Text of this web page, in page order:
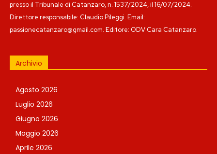
presso il Tribunale di Catanzaro, n. 1537/2024, il 16/07/2024.
Direttore responsabile: Claudio Pileggi. Email:
passionecatanzaro@gmail.com. Editore: ODV Cara Catanzaro.
Archivio
Agosto 2026
Luglio 2026
Giugno 2026
Maggio 2026
Aprile 2026